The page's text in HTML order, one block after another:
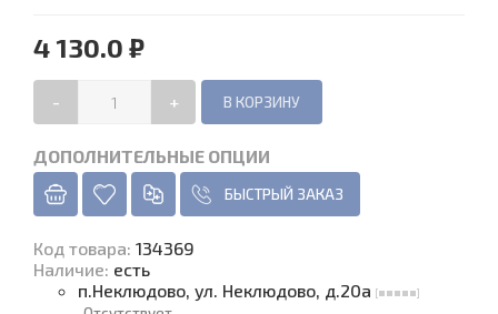
4 130.0 ₽
- +
ДОПОЛНИТЕЛЬНЫЕ ОПЦИИ
БЫСТРЫЙ ЗАКАЗ
Код товара: 134369
Наличие: есть
п.Неклюдово, ул. Неклюдово, д.20а